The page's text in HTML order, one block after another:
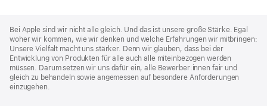
Footer
Bei Apple sind wir nicht alle gleich. Und das ist unsere große Stärke. Egal
woher wir kommen, wie wir denken und welche Erfahrungen wir mitbringen:
Unsere Vielfalt macht uns stärker. Denn wir glauben, dass bei der
Entwicklung von Produkten für alle auch alle miteinbezogen werden
müssen. Darum setzen wir uns dafür ein, alle Bewerber:innen fair und
gleich zu behandeln sowie angemessen auf besondere Anforderungen
einzugehen.